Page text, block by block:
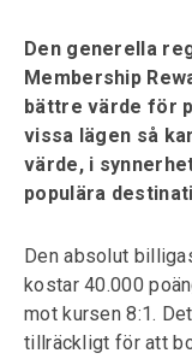
Den generella
Membership
bättre värde för
vissa lägen så
värde, i
populära
Den absolut
kostar 40.000
mot kursen 8:1.
tillräckligt för att